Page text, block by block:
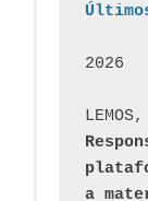
2026
a